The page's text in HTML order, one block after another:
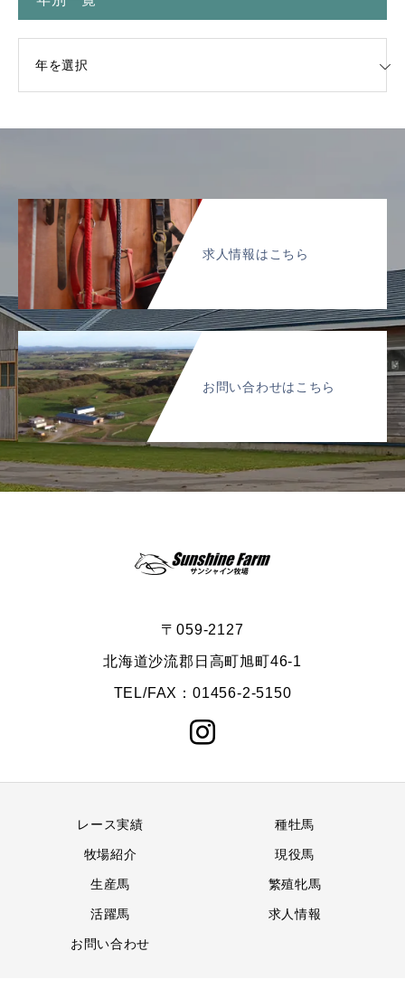
求人情報はこちら
お問い合わせはこちら
〒059-2127
北海道沙流郡日高町旭町46-1
TEL/FAX：01456-2-5150
レース実績 種牡馬
牧場紹介 現役馬
生産馬 繁殖牝馬
活躍馬 求人情報
お問い合わせ